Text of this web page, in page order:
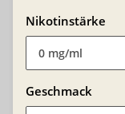
Nikotinstärke
0 mg/ml
Geschmack